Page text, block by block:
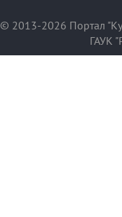
© 2013-2026 Портал
ГАУК